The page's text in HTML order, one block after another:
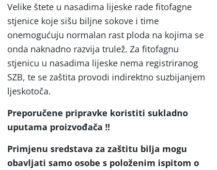
Velike štete u nasadima lijeske rade fitofagne
stjenice koje sišu biljne sokove i time
onemogućuju normalan rast ploda na kojima se
onda naknadno razvija trulež. Za fitofagnu
stjenicu u nasadima lijeske nema registriranog
SZB, te se zaštita provodi indirektno suzbijanjem
ljeskotoča.
Preporučene pripravke koristiti sukladno
uputama proizvođača !!
Primjenu sredstava za zaštitu bilja mogu
obavljati samo osobe s položenim ispitom o